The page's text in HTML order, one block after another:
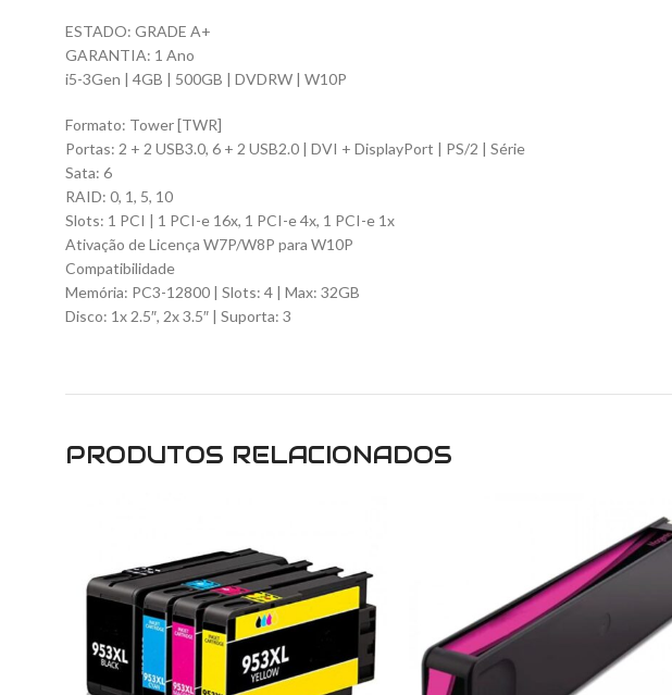
ESTADO: GRADE A+
GARANTIA: 1 Ano
i5-3Gen | 4GB | 500GB | DVDRW | W10P
Formato: Tower [TWR]
Portas: 2 + 2 USB3.0, 6 + 2 USB2.0 | DVI + DisplayPort | PS/2 | Série
Sata: 6
RAID: 0, 1, 5, 10
Slots: 1 PCI | 1 PCI-e 16x, 1 PCI-e 4x, 1 PCI-e 1x
Ativação de Licença W7P/W8P para W10P
Compatibilidade
Memória: PC3-12800 | Slots: 4 | Max: 32GB
Disco: 1x 2.5″, 2x 3.5″ | Suporta: 3
PRODUTOS RELACIONADOS